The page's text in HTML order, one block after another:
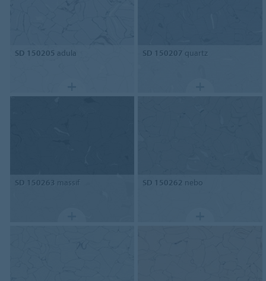
SD 150205 adula SD 150207 quartz
SD 150263 massif SD 150262 nebo